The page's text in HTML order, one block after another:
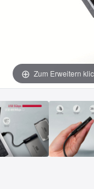
Zum Erweitern